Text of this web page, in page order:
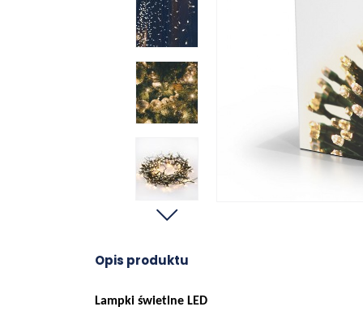
Opis produktu
Lampki świetlne LED